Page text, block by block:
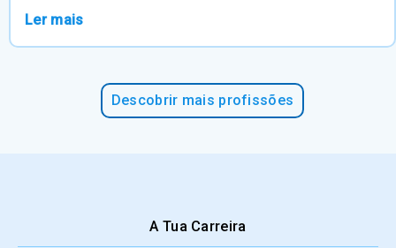
Ler mais
Descobrir mais profissões
A Tua Carreira